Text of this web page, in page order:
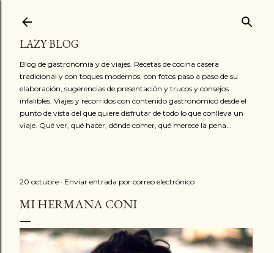
LAZY BLOG
Blog de gastronomía y de viajes. Recetas de cocina casera
tradicional y con toques modernos, con fotos paso a paso de su
elaboración, sugerencias de presentación y trucos y consejos
infalibles. Viajes y recorridos con contenido gastronómico desde el
punto de vista del que quiere disfrutar de todo lo que conlleva un
viaje. Qué ver, qué hacer, dónde comer, qué merece la pena...
20 octubre Enviar entrada por correo electrónico
MI HERMANA CONI